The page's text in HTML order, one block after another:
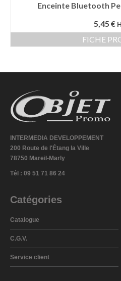
Enceinte Bluetooth
5,45 €
FICHE
INTERMEDIA DEVELOPPEMENT
200 Route de l'Étang la Ville
78750 Mareil-Marly
Tél : 09 51 71 86 24
Catégories
Catalogue
C.G.V.
Service client